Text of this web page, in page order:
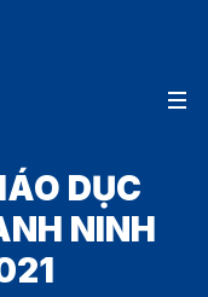
DỤC
NINH